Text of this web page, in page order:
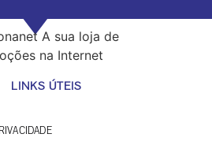
LINKS ÚTEIS